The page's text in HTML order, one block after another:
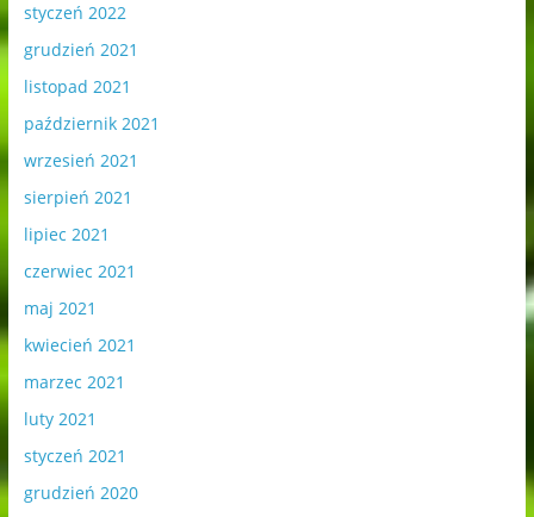
styczeń 2022
grudzień 2021
listopad 2021
październik 2021
wrzesień 2021
sierpień 2021
lipiec 2021
czerwiec 2021
maj 2021
kwiecień 2021
marzec 2021
luty 2021
styczeń 2021
grudzień 2020